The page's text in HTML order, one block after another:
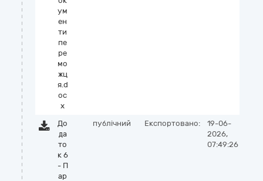
ум
ен
ти
пе
ре
мо
жц
я.d
oc
x
До
да
то
к 6
- П
ар
публічний Експортовано:
19-06-
2026,
07:49:26